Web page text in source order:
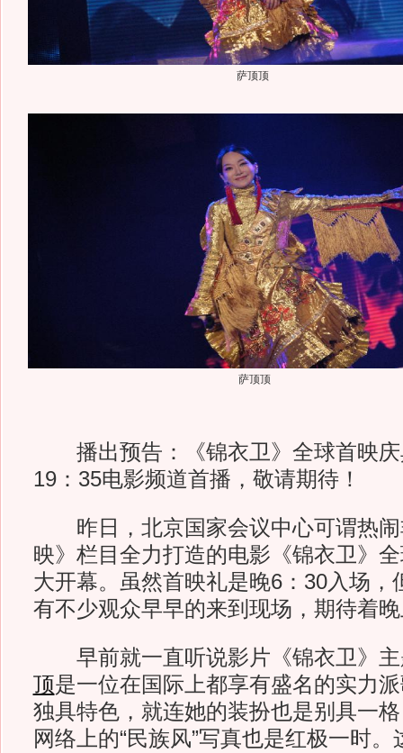
萨顶顶
萨顶顶
播出预告：《锦衣卫》全球首映庆
19：35电影频道首播，敬请期待！
昨日，北京国家会议中心可谓热闹
映》栏目全力打造的电影《锦衣卫》
大开幕。虽然首映礼是晚6：30入场，
有不少观众早早的来到现场，期待着
早前就一直听说影片《锦衣卫》主
顶是一位在国际上都享有盛名的实力
独具特色，就连她的装扮也是别具一
网络上的“民族风”写真也是红极一时